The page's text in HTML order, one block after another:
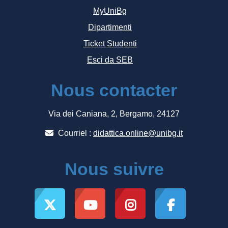
MyUniBg
Dipartimenti
Ticket Studenti
Esci da SEB
Nous contacter
Via dei Caniana, 2, Bergamo, 24127
Courriel : didattica.online@unibg.it
Nous suivre